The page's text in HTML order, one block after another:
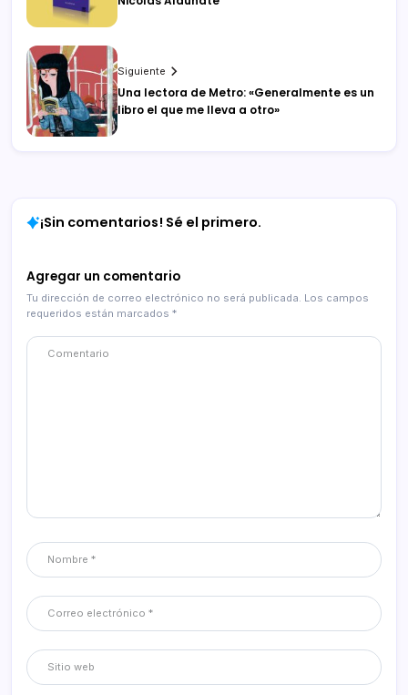
Siguiente
Una lectora de Metro: «Generalmente es un
libro el que me lleva a otro»
¡Sin comentarios! Sé el primero.
Agregar un comentario
Tu dirección de correo electrónico no será publicada. Los campos
requeridos están marcados *